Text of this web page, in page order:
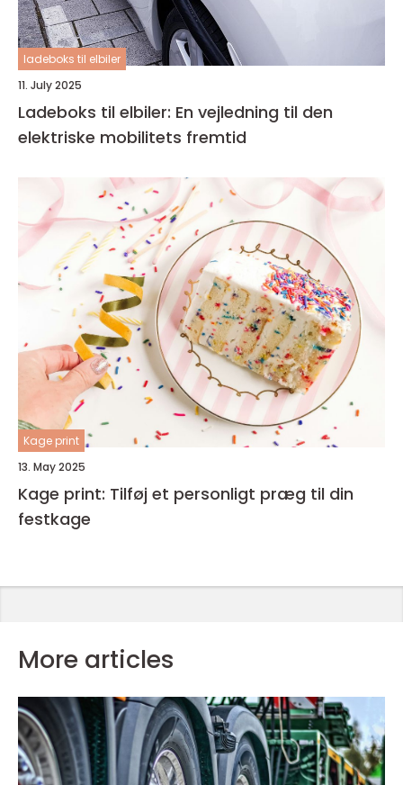
ladeboks til elbiler
11. July 2025
Ladeboks til elbiler: En vejledning til den
elektriske mobilitets fremtid
Kage print
13. May 2025
Kage print: Tilføj et personligt præg til din
festkage
More articles